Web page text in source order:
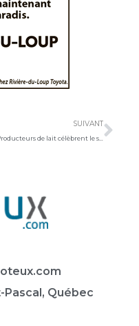
SUIVANT
Les Producteurs de lait célèbrent le savoir-faire des fromagers d’ici
Québec